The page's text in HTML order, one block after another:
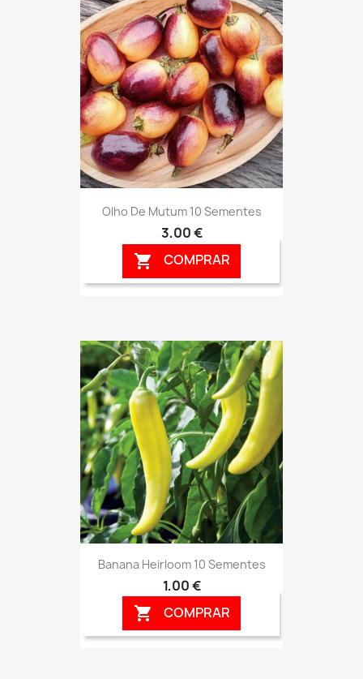
Olho De Mutum 10 Sementes
3,00 €
 COMPRAR
Banana Heirloom 10 Sementes
1,00 €
 COMPRAR